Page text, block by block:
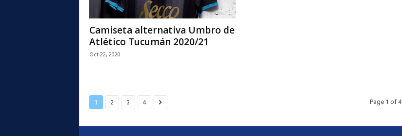
Camiseta alternativa Umbro de
Atlético Tucumán 2020/21
Oct 22, 2020
1 2 3 4 Page 1 of 4